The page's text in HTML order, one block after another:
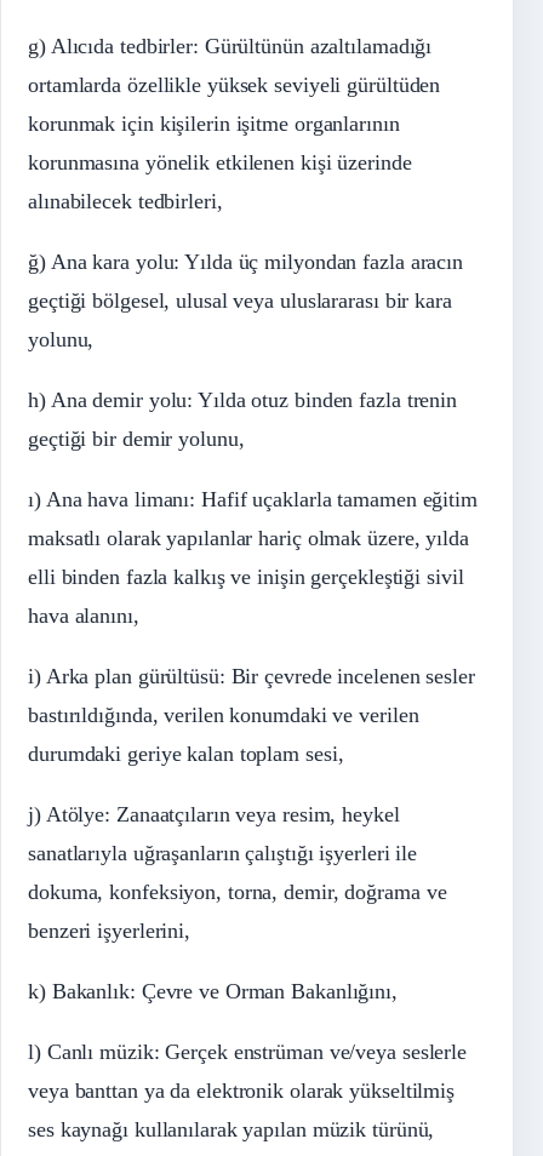
g) Alıcıda tedbirler: Gürültünün azaltılamadığı
ortamlarda özellikle yüksek seviyeli gürültüden
korunmak için kişilerin işitme organlarının
korunmasına yönelik etkilenen kişi üzerinde
alınabilecek tedbirleri,
ğ) Ana kara yolu: Yılda üç milyondan fazla aracın
geçtiği bölgesel, ulusal veya uluslararası bir kara
yolunu,
h) Ana demir yolu: Yılda otuz binden fazla trenin
geçtiği bir demir yolunu,
ı) Ana hava limanı: Hafif uçaklarla tamamen eğitim
maksatlı olarak yapılanlar hariç olmak üzere, yılda
elli binden fazla kalkış ve inişin gerçekleştiği sivil
hava alanını,
i) Arka plan gürültüsü: Bir çevrede incelenen sesler
bastırıldığında, verilen konumdaki ve verilen
durumdaki geriye kalan toplam sesi,
j) Atölye: Zanaatçıların veya resim, heykel
sanatlarıyla uğraşanların çalıştığı işyerleri ile
dokuma, konfeksiyon, torna, demir, doğrama ve
benzeri işyerlerini,
k) Bakanlık: Çevre ve Orman Bakanlığını,
l) Canlı müzik: Gerçek enstrüman ve/veya seslerle
veya banttan ya da elektronik olarak yükseltilmiş
ses kaynağı kullanılarak yapılan müzik türünü,